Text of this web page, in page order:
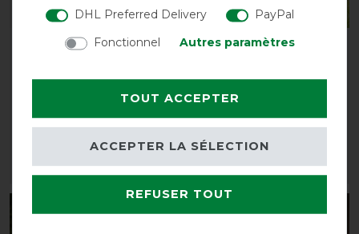
Best-seller
Horseware Cordon de
recouvert de PVC - Pièce
avant 8,90 €
LISTE DE SOUHAITS
Horseware Rambo
200g
avant 479,95 €
431,95 € *
LISTE DE SOUHAITS
-10% -10%
DHL Preferred Delivery
PayPal
Fonctionnel
Autres paramètres
TOUT ACCEPTER
REFUSER TOUT
ACCEPTER LA SÉLECTION